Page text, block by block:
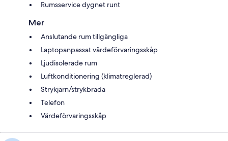
Rumsservice dygnet runt
Mer
Anslutande rum tillgängliga
Laptopanpassat värdeförvaringsskåp
Ljudisolerade rum
Luftkonditionering (klimatreglerad)
Strykjärn/strykbräda
Telefon
Värdeförvaringsskåp